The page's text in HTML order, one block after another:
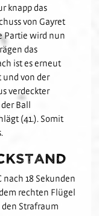
knapp das
von Gayret
Partie wird nun
das
ist es erneut
und von der
verdeckter
Ball
(41.). Somit
18 Sekunden
rechten Flügel
Strafraum